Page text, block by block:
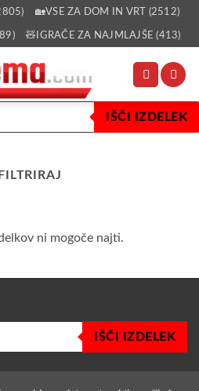
🏡VSE ZA DOM IN VRT (2512)
🧸IGRAČE ZA NAJMLAJŠE (413)
IŠČI IZDELEK
FILTRIRAJ
ni mogoče najti.
IŠČI IZDELEK